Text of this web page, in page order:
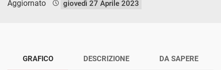
Aggiornato giovedì 27 Aprile 2023
GRAFICO DESCRIZIONE DA SAPERE